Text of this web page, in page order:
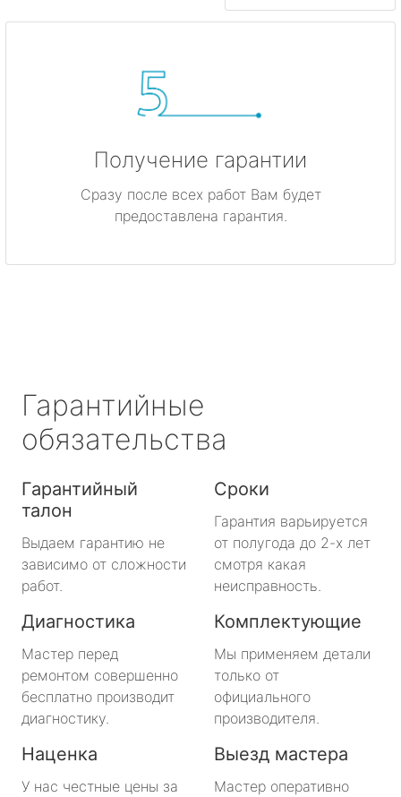
Получение гарантии
Сразу после всех работ Вам будет
предоставлена гарантия.
Гарантийные
обязательства
Гарантийный
талон
Выдаем гарантию не
зависимо от сложности
работ.
Сроки
Гарантия варьируется
от полугода до 2-х лет
смотря какая
неисправность.
Диагностика
Мастер перед
ремонтом совершенно
бесплатно производит
диагностику.
Комплектующие
Мы применяем детали
только от
официального
производителя.
Наценка
У нас честные цены за
Выезд мастера
Мастер оперативно